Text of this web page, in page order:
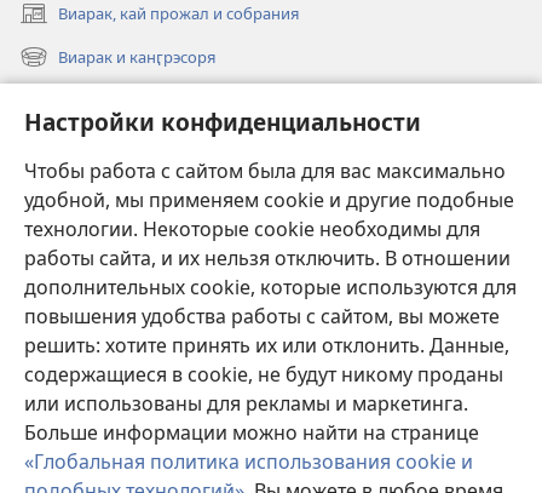
Настройки конфиденциальности
Чтобы работа с сайтом была для вас максимально
удобной, мы применяем cookie и другие подобные
технологии. Некоторые cookie необходимы для
работы сайта, и их нельзя отключить. В отношении
дополнительных cookie, которые используются для
повышения удобства работы с сайтом, вы можете
решить: хотите принять их или отклонить. Данные,
содержащиеся в cookie, не будут никому проданы
или использованы для рекламы и маркетинга.
Больше информации можно найти на странице
«Глобальная политика использования cookie и
Виарак, кай прожал и собрания
(открывается
в
новом
Виарак и канӷрэсоря
(открывается
в
новом
окне) Видео
Родэ
Тэ шос ловэ
(открывается
в
новом
окне)
ОНЛАЙН-БИБЛИАТЕКА Сторожэво башня
(открывается
в
новом
окне)
JW Hub
(открывается
в
новом
окне)